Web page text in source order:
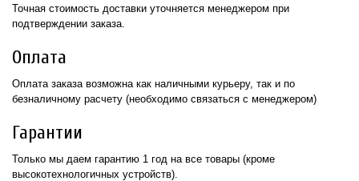
Точная стоимость доставки уточняется менеджером при
подтверждении заказа.
Оплата
Оплата заказа возможна как наличными курьеру, так и по
безналичному расчету (необходимо связаться с менеджером)
Гарантии
Только мы даем гарантию 1 год на все товары (кроме
высокотехнологичных устройств).